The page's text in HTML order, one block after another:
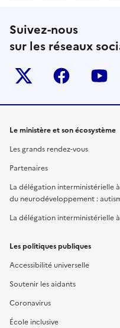
Suivez-nous
sur les réseaux
Twitter-x facebook
Le ministère et son écosystème
Les grands rendez-vous
Partenaires
La délégation interministérielle
du neurodéveloppement :
La délégation interministérielle
Les politiques publiques
Accessibilité universelle
Soutenir les aidants
Coronavirus
École inclusive